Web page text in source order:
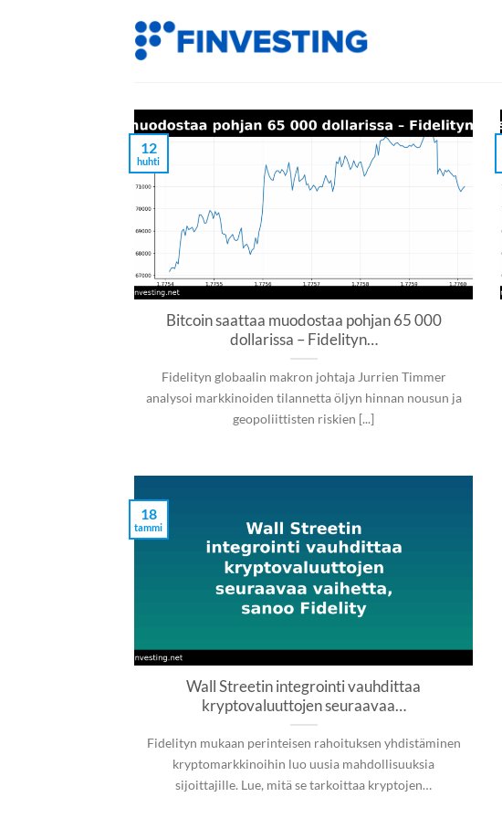
Bitcoin saattaa muodostaa pohjan 65 000
dollarissa – Fidelityn…
Fidelityn globaalin makron johtaja Jurrien Timmer
analysoi markkinoiden tilannetta öljyn hinnan nousun ja
geopoliittisten riskien [...]
12
huhti
Wall Streetin integrointi vauhdittaa
kryptovaluuttojen seuraavaa…
Fidelityn mukaan perinteisen rahoituksen yhdistäminen
kryptomarkkinoihin luo uusia mahdollisuuksia
sijoittajille. Lue, mitä se tarkoittaa kryptojen…
18
tammi